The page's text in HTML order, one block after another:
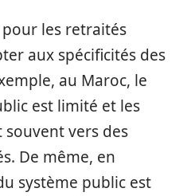
les retraités
aux spécificités des
au Maroc, le
est limité et les
vers des
De même, en
système public est